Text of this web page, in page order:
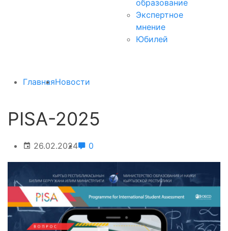
образование
Экспертное
мнение
Юбилей
ГлавнаяНовости
PISA-2025
26.02.2024 0